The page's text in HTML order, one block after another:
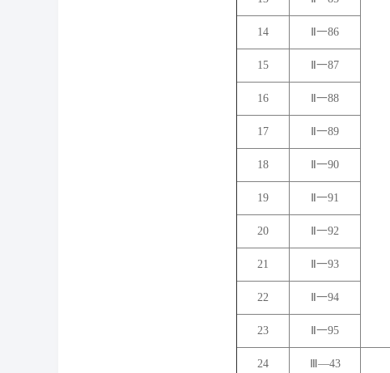
14 Ⅱ一86
15
Ⅱ一87
16 Ⅱ一88
17
Ⅱ一89
18 Ⅱ一90
19
Ⅱ一91
20 Ⅱ一92
21 Ⅱ一93
22 Ⅱ一94
23
Ⅱ一95
24 Ⅲ―43